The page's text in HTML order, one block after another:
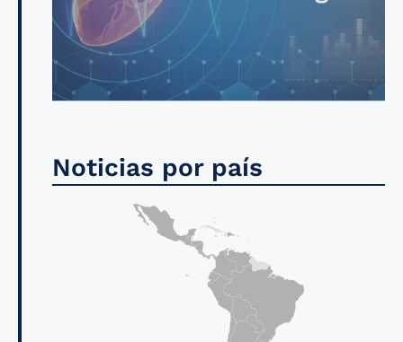
Noticias por país